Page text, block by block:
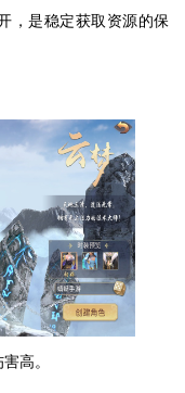
，是稳定获取资源的保
高。